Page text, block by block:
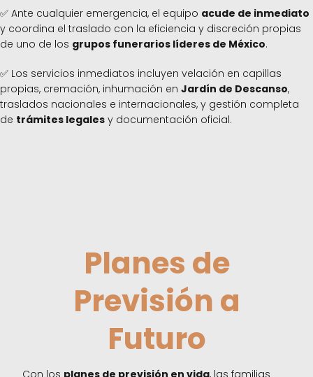
✅ Ante cualquier emergencia, el equipo acude de inmediato
y coordina el traslado con la eficiencia y discreción propias
de uno de los grupos funerarios líderes de México.
✅ Los servicios inmediatos incluyen velación en capillas
propias, cremación, inhumación en Jardín de Descanso,
traslados nacionales e internacionales, y gestión completa
de trámites legales y documentación oficial.
Planes de
Previsión a
Futuro